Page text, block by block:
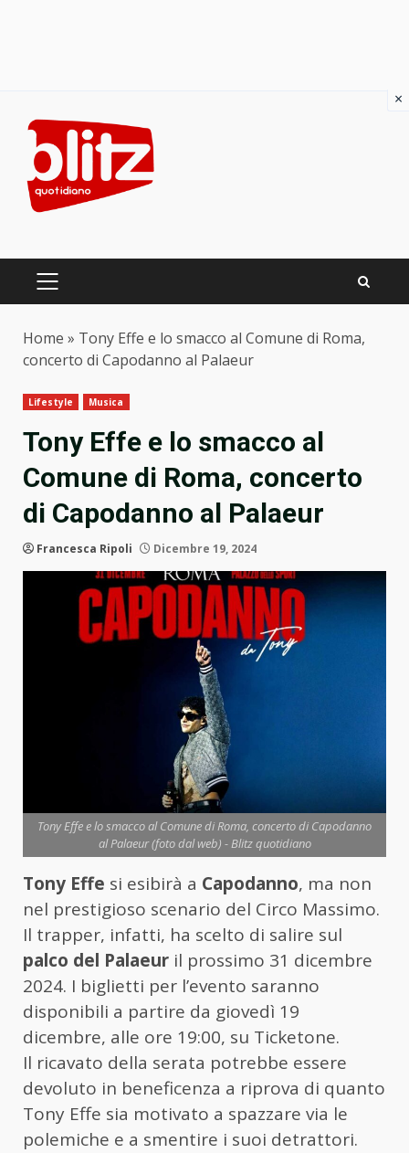
content
PRIMARY
Home » Tony Effe e lo smacco al Comune di Roma,
concerto di Capodanno al Palaeur
Lifestyle Musica
Tony Effe e lo smacco al
Comune di Roma, concerto
di Capodanno al Palaeur
Francesca Ripoli Dicembre 19, 2024
Tony Effe e lo smacco al Comune di Roma, concerto di Capodanno
al Palaeur (foto dal web) - Blitz quotidiano
Tony Effe si esibirà a Capodanno, ma non
nel prestigioso scenario del Circo Massimo.
Il trapper, infatti, ha scelto di salire sul
palco del Palaeur il prossimo 31 dicembre
2024. I biglietti per l’evento saranno
disponibili a partire da giovedì 19
dicembre, alle ore 19:00, su Ticketone.
Il ricavato della serata potrebbe essere
devoluto in beneficenza a riprova di quanto
Tony Effe sia motivato a spazzare via le
polemiche e a smentire i suoi detrattori.
×